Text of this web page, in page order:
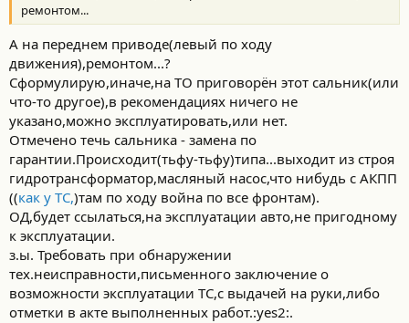
ремонтом...
А на переднем приводе(левый по ходу
движения),ремонтом...?
Сформулирую,иначе,на ТО приговорён этот сальник(или
что-то другое),в рекомендациях ничего не
указано,можно эксплуатировать,или нет.
Отмечено течь сальника - замена по
гарантии.Происходит(тьфу-тьфу)типа...выходит из строя
гидротрансформатор,масляный насос,что нибудь с АКПП
((как у ТС,)там по ходу война по все фронтам).
ОД,будет ссылаться,на эксплуатации авто,не пригодному
к эксплуатации.
з.ы. Требовать при обнаружении
тех.неисправности,письменного заключение о
возможности эксплуатации ТС,с выдачей на руки,либо
отметки в акте выполненных работ.:yes2:.